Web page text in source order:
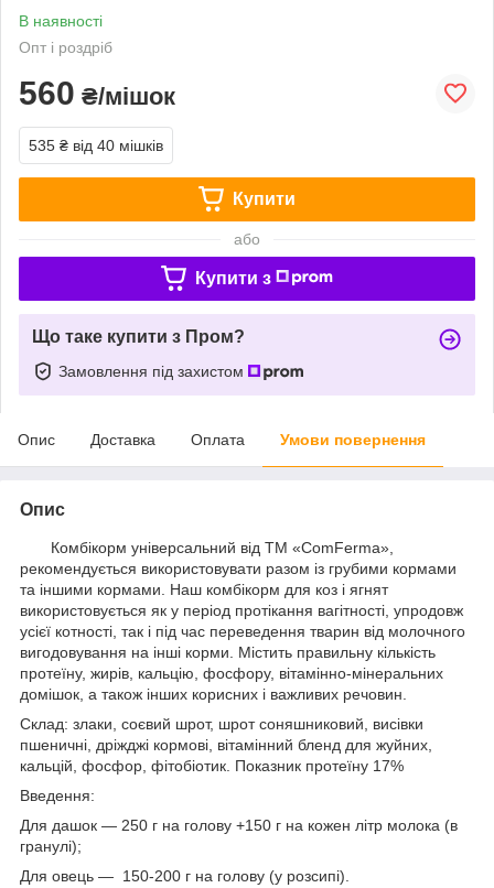
В наявності
Опт і роздріб
560 ₴/мішок
535 ₴ від 40 мішків
Купити
або
Купити з
Що таке купити з Пром?
Замовлення під захистом
Опис Доставка Оплата Умови повернення
Опис
Комбікорм універсальний від ТМ «ComFerma»,
рекомендується використовувати разом із грубими кормами
та іншими кормами. Наш комбікорм для коз і ягнят
використовується як у період протікання вагітності, упродовж
усієї котності, так і під час переведення тварин від молочного
вигодовування на інші корми. Містить правильну кількість
протеїну, жирів, кальцію, фосфору, вітамінно-мінеральних
домішок, а також інших корисних і важливих речовин.
Склад: злаки, соєвий шрот, шрот соняшниковий, висівки
пшеничні, дріжджі кормові, вітамінний бленд для жуйних,
кальцій, фосфор, фітобіотик. Показник протеїну 17%
Введення:
Для дашок — 250 г на голову +150 г на кожен літр молока (в
гранулі);
Для овець — 150-200 г на голову (у розсипі).